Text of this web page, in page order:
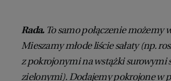
Rada. To samo połączenie możemy
Mieszamy młode liście sałaty (np.
z pokrojonymi na wstążki surowymi
zielonymi). Dodajemy pokrojone w